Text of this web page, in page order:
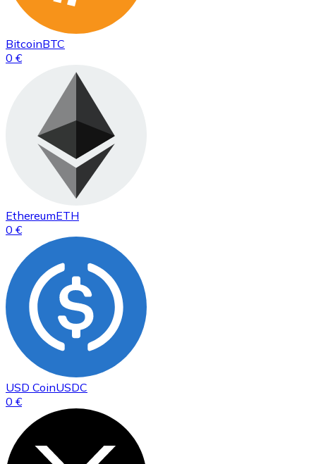
BitcoinBTC
0 €
EthereumETH
0 €
USD CoinUSDC
0 €